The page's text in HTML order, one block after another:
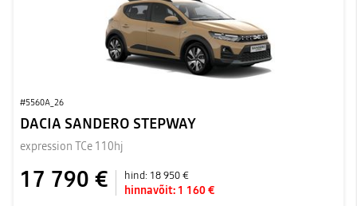
#5560A_26
DACIA SANDERO STEPWAY
expression TCe 110hj
17 790 € hind: 18 950 €
hinnavõit: 1 160 €